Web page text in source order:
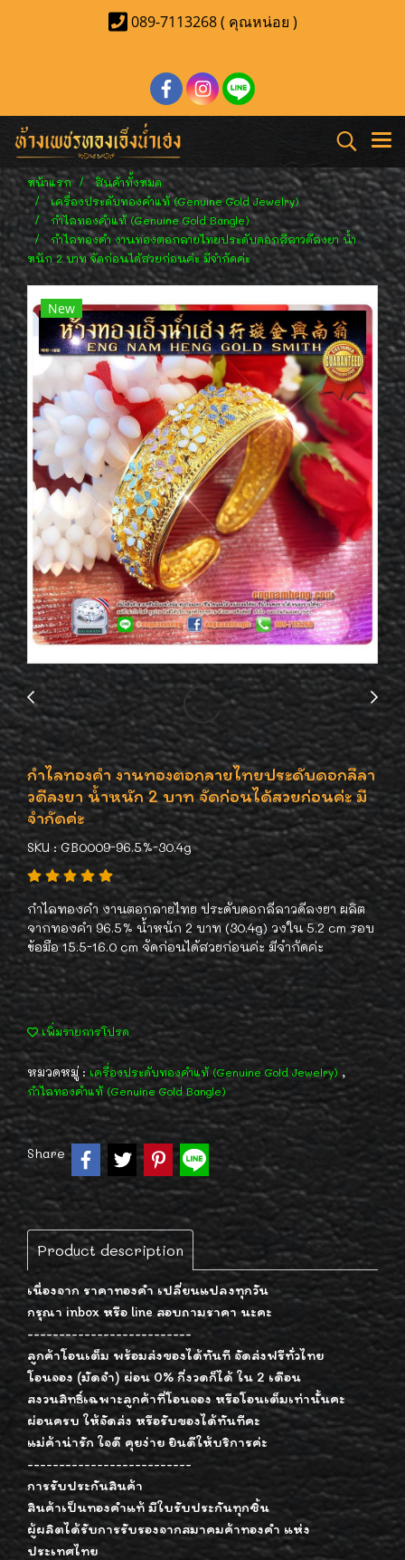
089-7113268 ( คุณหน่อย )
หน้าแรก
สินค้าทั้งหมด
เครื่องประดับทองคำแท้ (Genuine Gold Jewelry)
กำไลทองคำแท้ (Genuine Gold Bangle)
กำไลทองคำ งานทองตอกลายไทยประดับดอกลีลาวดีลงยา น้ำ
หนัก 2 บาท จัดก่อนได้สวยก่อนค่ะ มีจำกัดค่ะ
New
กำไลทองคำ งานทองตอกลายไทยประดับดอกลีลา
วดีลงยา น้ำหนัก 2 บาท จัดก่อนได้สวยก่อนค่ะ มี
จำกัดค่ะ
SKU : GB0009-96.5%-30.4g
กำไลทองคำ งานตอกลายไทย ประดับดอกลีลาวดีลงยา ผลิต
จากทองคำ 96.5% น้ำหนัก 2 บาท (30.4g) วงใน 5.2 cm รอบ
ข้อมือ 15.5-16.0 cm จัดก่อนได้สวยก่อนค่ะ มีจำกัดค่ะ
เพิ่มรายการโปรด
หมวดหมู่ : เครื่องประดับทองคำแท้ (Genuine Gold Jewelry) ,
กำไลทองคำแท้ (Genuine Gold Bangle)
Share
Product description
เนื่องจาก ราคาทองคำ เปลี่ยนแปลงทุกวัน
กรุณา inbox หรือ line สอบถามราคา นะคะ
--------------------------
ลูกค้าโอนเต็ม พร้อมส่งของได้ทันที จัดส่งฟรีทั่วไทย
โอนจอง (มัดจำ) ผ่อน 0% กี่งวดก็ได้ ใน 2 เดือน
สงวนสิทธิ์เฉพาะลูกค้าที่โอนจอง หรือโอนเต็มเท่านั้นคะ
ผ่อนครบ ให้จัดส่ง หรือรับของได้ทันทีคะ
แม่ค้าน่ารัก ใจดี คุยง่าย ยินดีให้บริการค่ะ
--------------------------
การรับประกันสินค้า
สินค้าเป็นทองคำแท้ มีใบรับประกันทุกชิ้น
ผู้ผลิตได้รับการรับรองจากสมาคมค้าทองคำ แห่ง
ประเทศไทย